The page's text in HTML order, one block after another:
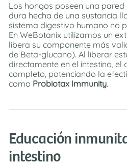
Los hongos poseen una
dura hecha de una sustancia
sistema digestivo humano no
En WeBotanix utilizamos un
libera su componente más
de Beta-glucano). Al liberar
directamente en el intestino,
completo, potenciando la
como Probiotax Immunity.
Educación
intestino